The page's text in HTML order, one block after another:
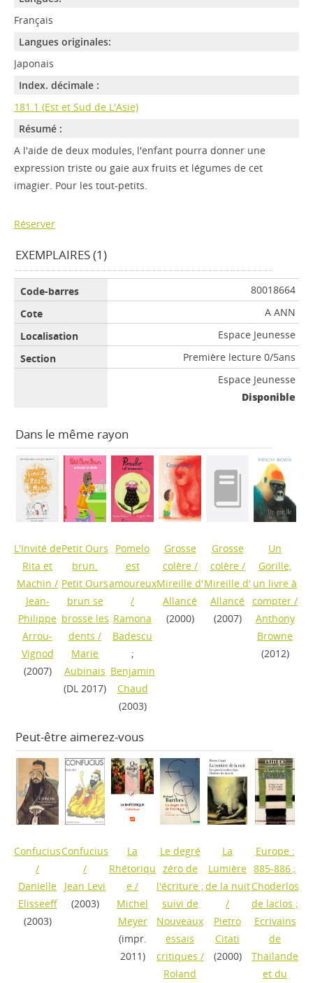
Français
Langues originales:
Japonais
Index. décimale :
181.1 (Est et Sud de L'Asie)
Résumé :
A l'aide de deux modules, l'enfant pourra donner une
expression triste ou gaie aux fruits et légumes de cet
imagier. Pour les tout-petits.
Réserver
EXEMPLAIRES (1)
80018664
A ANN
Espace Jeunesse
Première lecture 0/5ans
Espace Jeunesse
Disponible
Dans le même rayon
L'Invité de
Rita et
Machin /
Jean-
Philippe
Arrou-
Vignod
(2007)
Petit Ours
brun.
Petit Ours
brun se
brosse les
dents /
Marie
Aubinais
(DL 2017)
Pomelo
est
amoureux
/
Ramona
Badescu
;
Benjamin
Chaud
(2003)
Grosse
colère/
Mireille d'
Allancé
(2000)
Grosse
colère/
Mireille d'
Allancé
(2007)
Un
Gorille,
un livre à
compter /
Anthony
Browne
(2012)
Peut-être aimerez-vous
Confucius
/
Danielle
Elisseeff
(2003)
Confucius
/
Jean Levi
(2003)
La
Rhétoriqu
e /
Michel
Meyer
(impr.
2011)
Le degré
zéro de
l'écriture ;
suivi de
Nouveaux
essais
critiques /
Roland
La
Lumière
de la nuit
/
Pietro
Citati
(2000)
Europe :
885-886 ;
Choderlos
de laclos ;
Ecrivains
de
Thaïlande
et du